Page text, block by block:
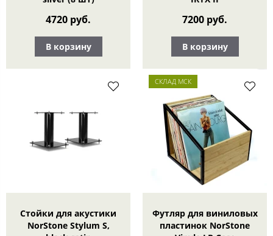
4720 руб.
В корзину
7200 руб.
В корзину
Стойки для акустики
NorStone Stylum S,
СКЛАД МСК
Футляр для виниловых
пластинок NorStone